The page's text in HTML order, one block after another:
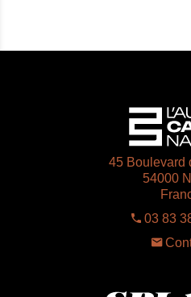
45 Boulevard
54000
03 83